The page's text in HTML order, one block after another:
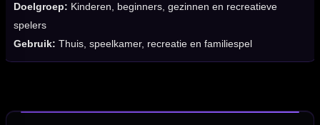
Doelgroep: Kinderen, beginners, gezinnen en recreatieve
spelers
Gebruik: Thuis, speelkamer, recreatie en familiespel